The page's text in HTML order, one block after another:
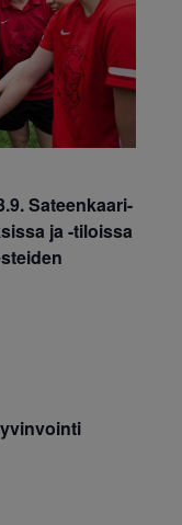
ä
t
n
v
i
u
m
a
i
Sateenkaari-
ja -tiloissa